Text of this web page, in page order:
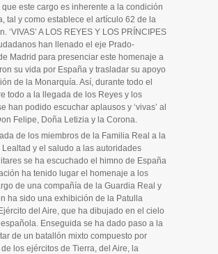
este cargo es inherente a la condición
tal y como establece el artículo 62 de la
‘VIVAS’ A LOS REYES Y LOS PRÍNCIPES
han llenado el eje Prado-
Madrid para presenciar este homenaje a
su vida por España y trasladar su apoyo
de la Monarquía. Así, durante todo el
todo a la llegada de los Reyes y los
han podido escuchar aplausos y ‘vivas’ al
Felipe, Doña Letizia y la Corona.
de los miembros de la Familia Real a la
Lealtad y el saludo a las autoridades
se ha escuchado el himno de España
ha tenido lugar el homenaje a los
de una compañía de la Guardia Real y
ha sido una exhibición de la Patulla
del Aire, que ha dibujado en el cielo
Enseguida se ha dado paso a la
de un batallón mixto compuesto por
los ejércitos de Tierra, del Aire, la